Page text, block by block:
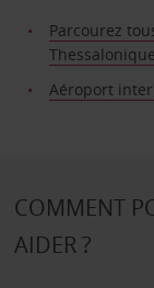
Parcourez
Thessalonique
Aéroport
COMMENT
AIDER ?